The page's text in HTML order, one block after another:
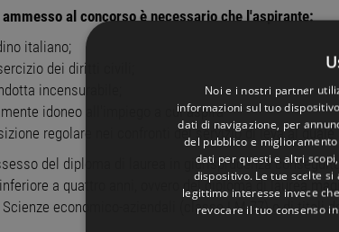
al concorso è necessario che l'aspirante:
italiano;
dei diritti civili;
incensurabile;
idoneo all'impiego a cui aspira
regolare nei confronti del servizio di leva al
del diploma di laurea in giurisprudenza
a quattro anni, ovvero del diploma di laurea
Scienze economico-aziendali (classe LM-77) o di titoli
Noi e i nostri partner
informazioni sul tuo
dati di navigazione, per
del pubblico e
dati per questi e altri
dispositivo. Le tue scelte
legittimo interesse invece
revocare il tuo consenso